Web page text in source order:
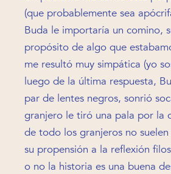
(que probablemente sea
Buda le importaría un comino,
propósito de algo que
me resultó muy simpática (yo
luego de la última respuesta,
par de lentes negros, sonrió
granjero le tiró una pala por la
de todo los granjeros no
su propensión a la reflexión
o no la historia es una buena